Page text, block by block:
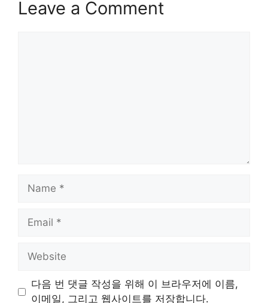
Leave a Comment
Name
Email
Website
다음 번 댓글 작성을 위해 이 브라우저에 이름,
이메일, 그리고 웹사이트를 저장합니다.